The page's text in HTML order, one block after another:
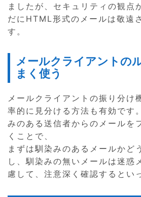
ましたが、セキュリティの観点
だにHTML形式のメールは敬遠
す。
メールクライアントの
まく使う
メールクライアントの振り分け
率的に見分ける方法も有効です
みのある送信者からのメールを
くことで、
まずは馴染みのあるメールかど
し、馴染みの無いメールは迷惑
慮して、注意深く確認するとい